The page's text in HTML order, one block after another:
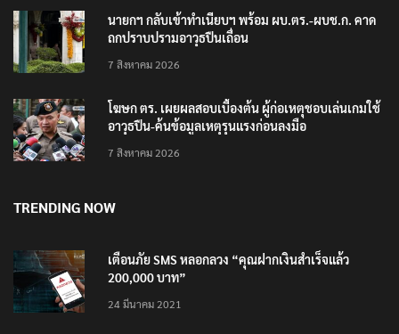
นายกฯ กลับเข้าทำเนียบฯ พร้อม ผบ.ตร.-ผบช.ก. คาด
ถกปราบปรามอาวุธปืนเถื่อน
7 สิงหาคม 2026
โฆษก ตร. เผยผลสอบเบื้องต้น ผู้ก่อเหตุชอบเล่นเกมใช้
อาวุธปืน-ค้นข้อมูลเหตุรุนแรงก่อนลงมือ
7 สิงหาคม 2026
TRENDING NOW
เตือนภัย SMS หลอกลวง “คุณฝากเงินสำเร็จแล้ว
200,000 บาท”
24 มีนาคม 2021